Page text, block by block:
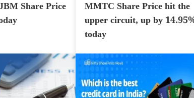
Share Price
MMTC Share Price hit the
upper circuit, up by
today